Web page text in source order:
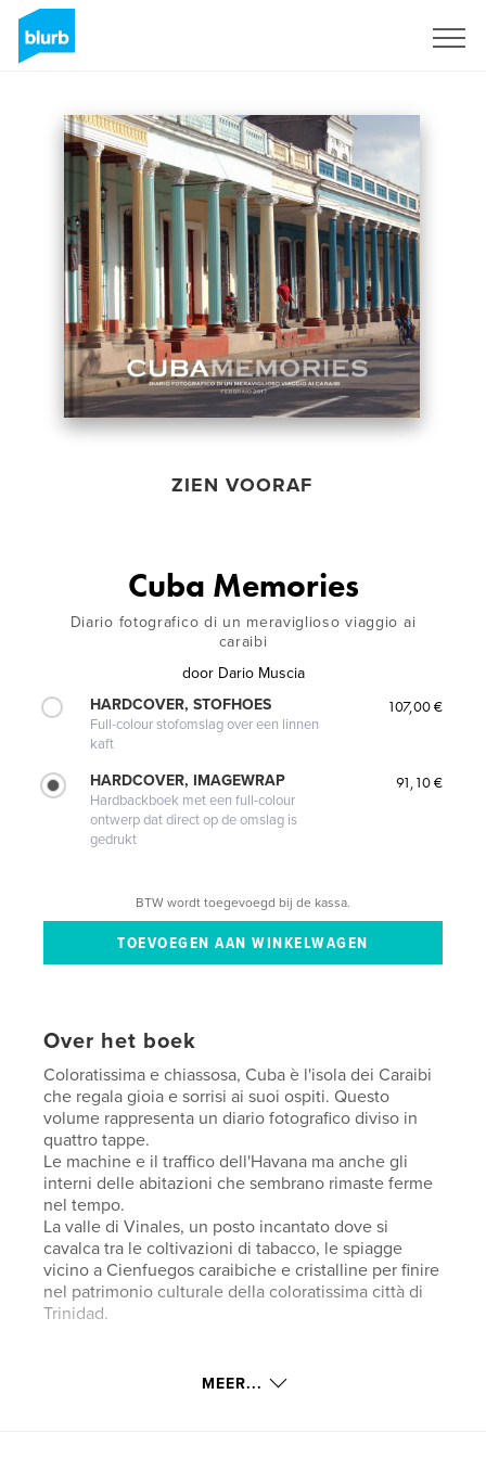
ZIEN VOORAF
Cuba Memories
Diario fotografico di un meraviglioso viaggio ai
caraibi
door Dario Muscia
HARDCOVER, STOFHOES
Full-colour stofomslag over een linnen
kaft
107,00 €
HARDCOVER, IMAGEWRAP
Hardbackboek met een full-colour
ontwerp dat direct op de omslag is
gedrukt
91,10 €
BTW wordt toegevoegd bij de kassa.
Over het boek
Coloratissima e chiassosa, Cuba è l'isola dei Caraibi
che regala gioia e sorrisi ai suoi ospiti. Questo
volume rappresenta un diario fotografico diviso in
quattro tappe.
Le machine e il traffico dell'Havana ma anche gli
interni delle abitazioni che sembrano rimaste ferme
nel tempo.
La valle di Vinales, un posto incantato dove si
cavalca tra le coltivazioni di tabacco, le spiagge
vicino a Cienfuegos caraibiche e cristalline per finire
nel patrimonio culturale della coloratissima città di
Trinidad.
http://www.dariomuscia.com
MEER...